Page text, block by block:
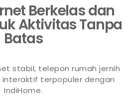
Berkelas dan
Aktivitas Tanpa
Batas
stabil, telepon rumah jernih
interaktif terpopuler dengan
IndiHome.